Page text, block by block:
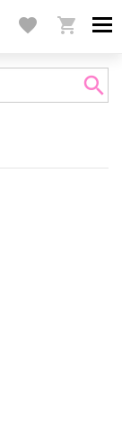
favorite 
search